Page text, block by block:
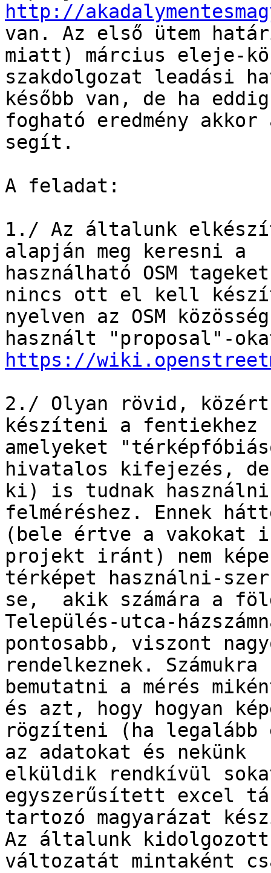
http://
van. Az első ütem
miatt) március eleje-
szakdolgozat leadási
később van, de ha
fogható eredmény
segít.
A feladat:
1./ Az általunk
alapján meg keresni a
használható OSM
nincs ott el kell
nyelven az OSM
https://
2./ Olyan rövid,
készíteni a fentiekhez
amelyeket
hivatalos kifejezés,
ki) is tudnak
felméréshez. Ennek
(bele értve a vakokat
projekt iránt) nem
térképet használni-
se,  akik számára a
Település-utca-
pontosabb, viszont
rendelkeznek.
bemutatni a mérés
és azt, hogy hogyan
rögzíteni (ha
az adatokat és nekünk
elküldik rendkívül
egyszerűsített excel
tartozó magyarázat
Az általunk
változatát mintaként